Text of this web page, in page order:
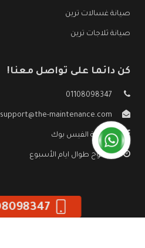
صيانة غسالات ترين
صيانة ثلاجات ترين
كن دائما على تواصل معنا!
01108098347
support@the-maintenance.com
صفحة الفيس بوك
مفتوح طوال ايام الأسبوع